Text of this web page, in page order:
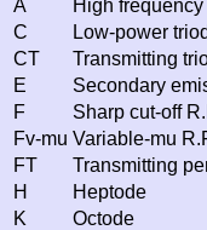
A
High
C
Low-power
CT
Transmitting
E
Secondary
F
Sharp cut-off
Fv-mu Variable-mu
FT
Transmitting
H
Heptode
K
Octode